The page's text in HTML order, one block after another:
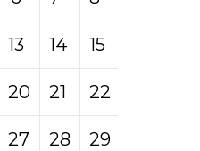
13 14 15
20 21 22
27 28 29